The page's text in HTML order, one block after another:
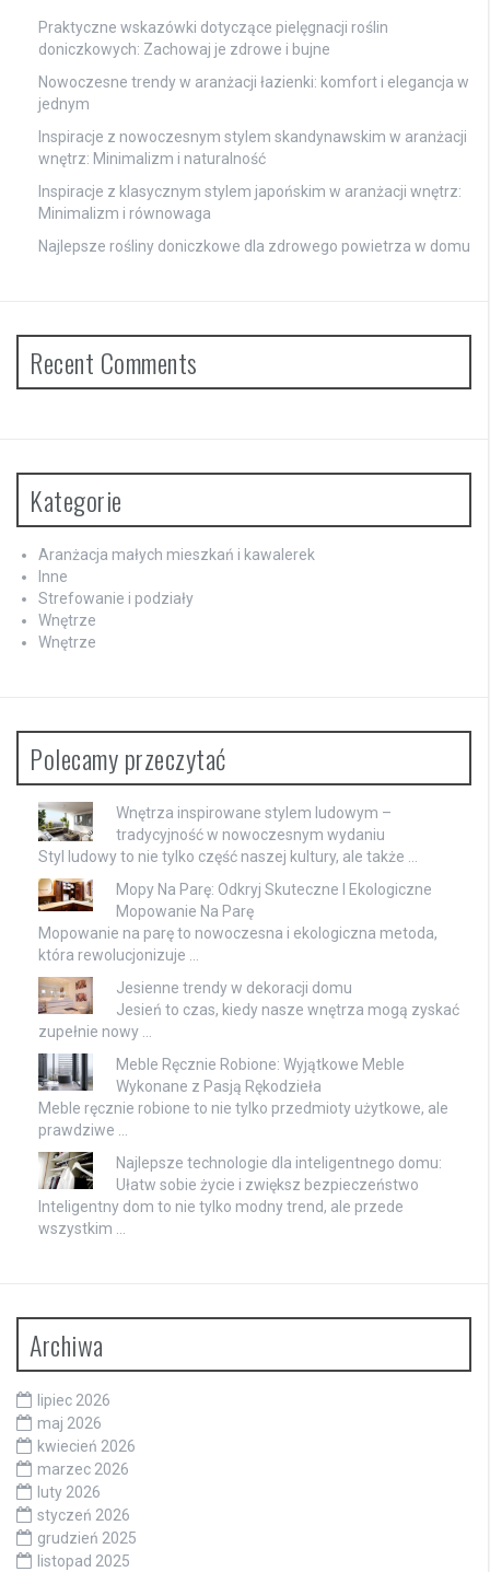
Praktyczne wskazówki dotyczące pielęgnacji roślin
doniczkowych: Zachowaj je zdrowe i bujne
Nowoczesne trendy w aranżacji łazienki: komfort i elegancja w
jednym
Inspiracje z nowoczesnym stylem skandynawskim w aranżacji
wnętrz: Minimalizm i naturalność
Inspiracje z klasycznym stylem japońskim w aranżacji wnętrz:
Minimalizm i równowaga
Najlepsze rośliny doniczkowe dla zdrowego powietrza w domu
Recent Comments
Kategorie
Aranżacja małych mieszkań i kawalerek
Inne
Strefowanie i podziały
Wnętrze
Wnętrze
Polecamy przeczytać
Wnętrza inspirowane stylem ludowym –
tradycyjność w nowoczesnym wydaniu
Styl ludowy to nie tylko część naszej kultury, ale także …
Mopy Na Parę: Odkryj Skuteczne I Ekologiczne
Mopowanie Na Parę
Mopowanie na parę to nowoczesna i ekologiczna metoda,
która rewolucjonizuje …
Jesienne trendy w dekoracji domu
Jesień to czas, kiedy nasze wnętrza mogą zyskać
zupełnie nowy …
Meble Ręcznie Robione: Wyjątkowe Meble
Wykonane z Pasją Rękodzieła
Meble ręcznie robione to nie tylko przedmioty użytkowe, ale
prawdziwe …
Najlepsze technologie dla inteligentnego domu:
Ułatw sobie życie i zwiększ bezpieczeństwo
Inteligentny dom to nie tylko modny trend, ale przede
wszystkim …
Archiwa
lipiec 2026
maj 2026
kwiecień 2026
marzec 2026
luty 2026
styczeń 2026
grudzień 2025
listopad 2025